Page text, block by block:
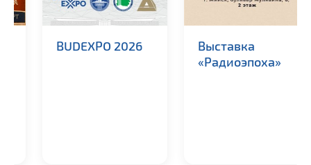
BUDEXPO 2026
Выставка
«Радиоэпоха»